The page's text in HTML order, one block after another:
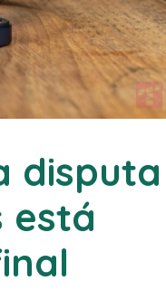
disputa
está